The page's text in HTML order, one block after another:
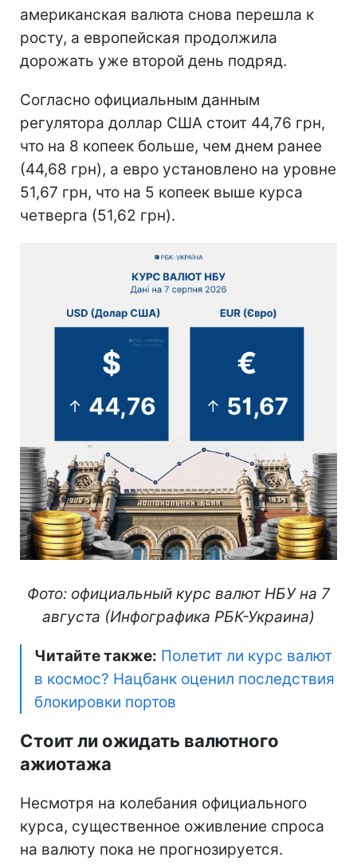
американская валюта снова перешла к
росту, а европейская продолжила
дорожать уже второй день подряд.
Согласно официальным данным
регулятора доллар США стоит 44,76 грн,
что на 8 копеек больше, чем днем ранее
(44,68 грн), а евро установлено на уровне
51,67 грн, что на 5 копеек выше курса
четверга (51,62 грн).
Фото: официальный курс валют НБУ на 7
августа (Инфографика РБК-Украина)
Читайте также: Полетит ли курс валют
в космос? Нацбанк оценил последствия
блокировки портов
Стоит ли ожидать валютного
ажиотажа
Несмотря на колебания официального
курса, существенное оживление спроса
на валюту пока не прогнозируется.